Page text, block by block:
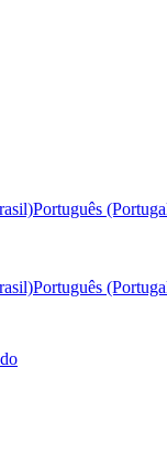
Português
Português